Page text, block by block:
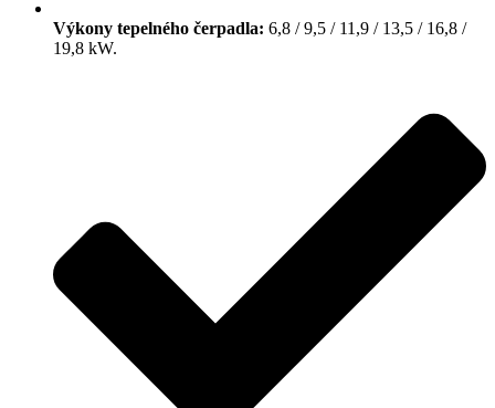
Výkony tepelného čerpadla: 6,8 / 9,5 / 11,9 / 13,5 / 16,8 /
19,8 kW.